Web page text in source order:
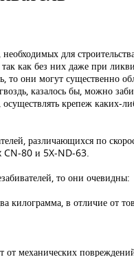
для
так как без них даже при
то они могут
казалось бы, можно
осуществлять крепеж
различающихся по
CN-80 и 5X-ND-63.
то они очевидны:
килограмма, в отличие от
от механических